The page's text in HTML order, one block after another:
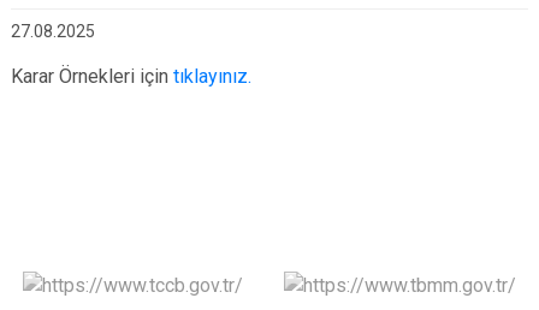
27.08.2025
Karar Örnekleri için tıklayınız.